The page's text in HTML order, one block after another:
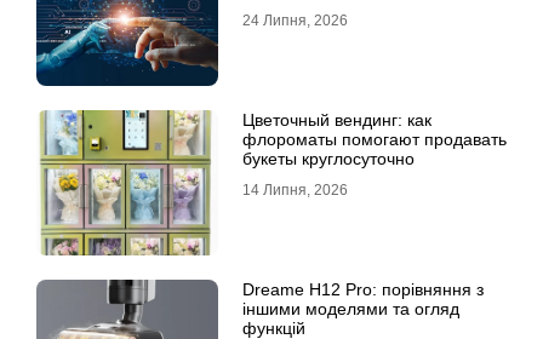
24 Липня, 2026
Цветочный вендинг: как
флороматы помогают продавать
букеты круглосуточно
14 Липня, 2026
Dreame H12 Pro: порівняння з
іншими моделями та огляд
функцій